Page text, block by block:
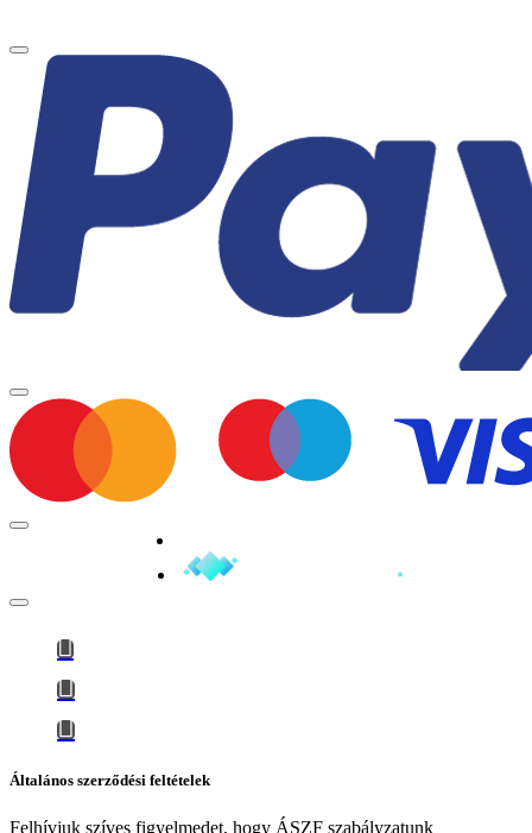
Általános szerződési feltételek
Felhívjuk szíves figyelmedet, hogy ÁSZF szabályzatunk